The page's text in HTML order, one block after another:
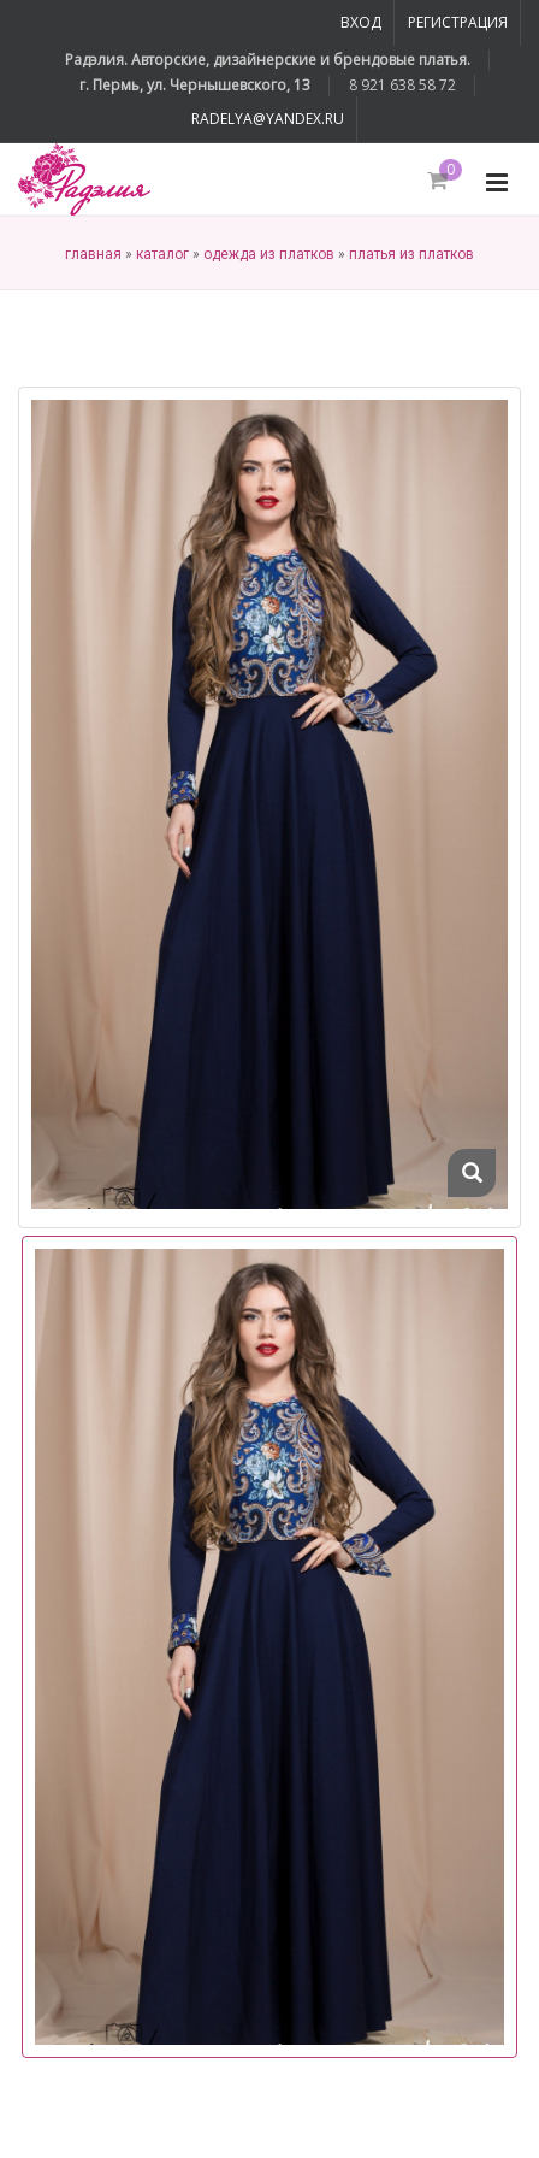
ВХОД
РЕГИСТРАЦИЯ
Радэлия. Авторские, дизайнерские и брендовые платья.
г. Пермь, ул. Чернышевского, 13
8 921 638 58 72
RADELYA@YANDEX.RU
0
главная » каталог » одежда из платков » платья из платков